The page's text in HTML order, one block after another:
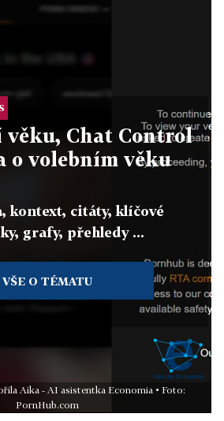
věku, Chat Control
o volebním věku
kontext, citáty, klíčové
grafy, přehledy ...
VŠE O TÉMATU
Aika - AI asistentka Economia • Foto:
PornHub.com